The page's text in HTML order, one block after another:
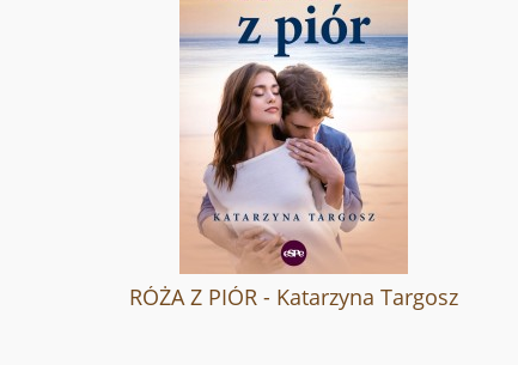
RÓŻA Z PIÓR - Katarzyna Targosz